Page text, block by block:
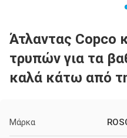
Άτλαντας Copco
τρυπών για τα
καλά κάτω από
Μάρκα